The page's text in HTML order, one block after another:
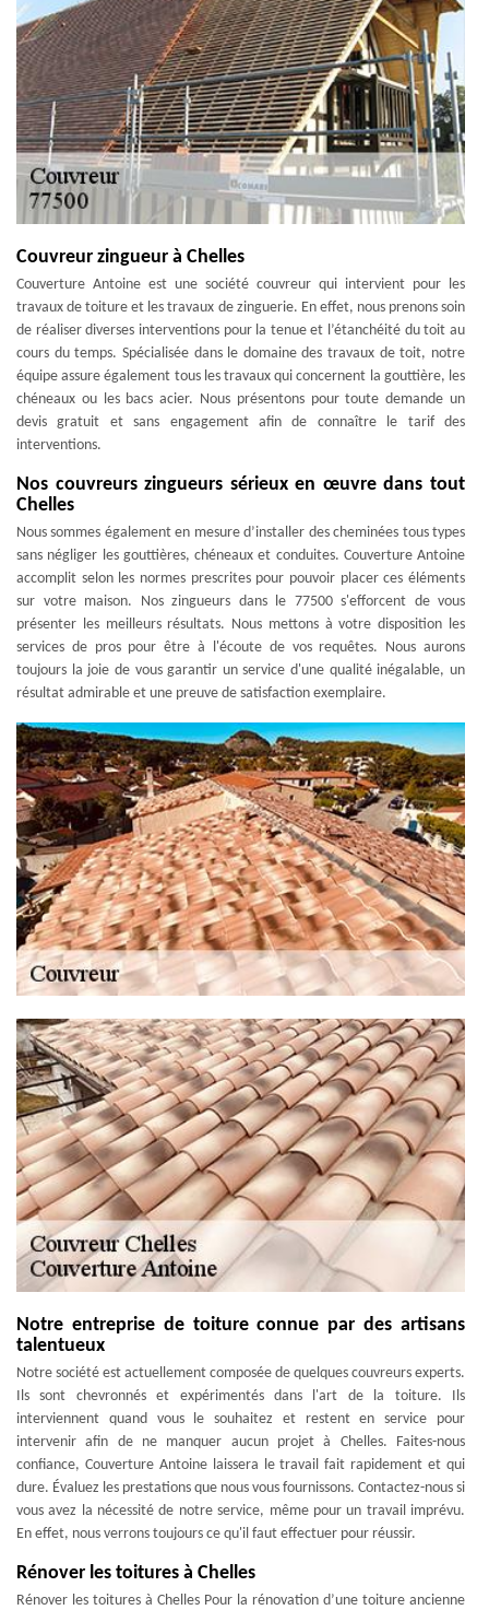
Couvreur zingueur à Chelles
Couverture Antoine est une société couvreur qui intervient pour les
travaux de toiture et les travaux de zinguerie. En effet, nous prenons soin
de réaliser diverses interventions pour la tenue et l’étanchéité du toit au
cours du temps. Spécialisée dans le domaine des travaux de toit, notre
équipe assure également tous les travaux qui concernent la gouttière, les
chéneaux ou les bacs acier. Nous présentons pour toute demande un
devis gratuit et sans engagement afin de connaître le tarif des
interventions.
Nos couvreurs zingueurs sérieux en œuvre dans tout
Chelles
Nous sommes également en mesure d’installer des cheminées tous types
sans négliger les gouttières, chéneaux et conduites. Couverture Antoine
accomplit selon les normes prescrites pour pouvoir placer ces éléments
sur votre maison. Nos zingueurs dans le 77500 s'efforcent de vous
présenter les meilleurs résultats. Nous mettons à votre disposition les
services de pros pour être à l'écoute de vos requêtes. Nous aurons
toujours la joie de vous garantir un service d'une qualité inégalable, un
résultat admirable et une preuve de satisfaction exemplaire.
Notre entreprise de toiture connue par des artisans
talentueux
Notre société est actuellement composée de quelques couvreurs experts.
Ils sont chevronnés et expérimentés dans l'art de la toiture. Ils
interviennent quand vous le souhaitez et restent en service pour
intervenir afin de ne manquer aucun projet à Chelles. Faites-nous
confiance, Couverture Antoine laissera le travail fait rapidement et qui
dure. Évaluez les prestations que nous vous fournissons. Contactez-nous si
vous avez la nécessité de notre service, même pour un travail imprévu.
En effet, nous verrons toujours ce qu'il faut effectuer pour réussir.
Rénover les toitures à Chelles
Rénover les toitures à Chelles Pour la rénovation d’une toiture ancienne